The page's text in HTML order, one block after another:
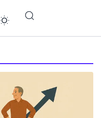
Toggle theme